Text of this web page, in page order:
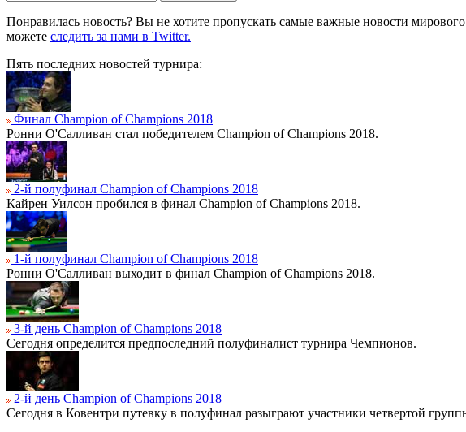
Понравилась новость? Вы не хотите пропускать самые важные новости мирового
можете следить за нами в Twitter.
Пять последних новостей турнира:
Финал Champion of Champions 2018
Ронни О'Салливан стал победителем Champion of Champions 2018.
2-й полуфинал Champion of Champions 2018
Кайрен Уилсон пробился в финал Champion of Champions 2018.
1-й полуфинал Champion of Champions 2018
Ронни О'Салливан выходит в финал Champion of Champions 2018.
3-й день Champion of Champions 2018
Сегодня определится предпоследний полуфиналист турнира Чемпионов.
2-й день Champion of Champions 2018
Сегодня в Ковентри путевку в полуфинал разыграют участники четвертой